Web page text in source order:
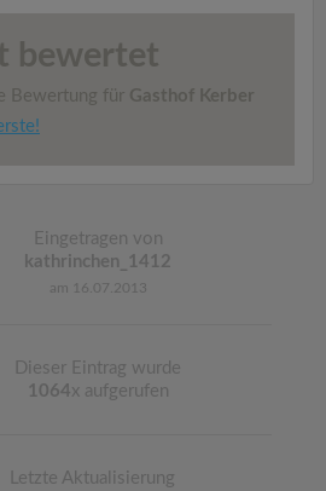
bewertet
Bewertung für Gasthof Kerber
Eingetragen von
kathrinchen_1412
am 16.07.2013
Dieser Eintrag wurde
1064x aufgerufen
Letzte Aktualisierung